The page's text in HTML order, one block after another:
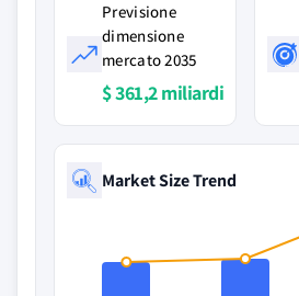
Previsione
dimensione
mercato 2035
$ 361,2 miliardi
Market Size Trend